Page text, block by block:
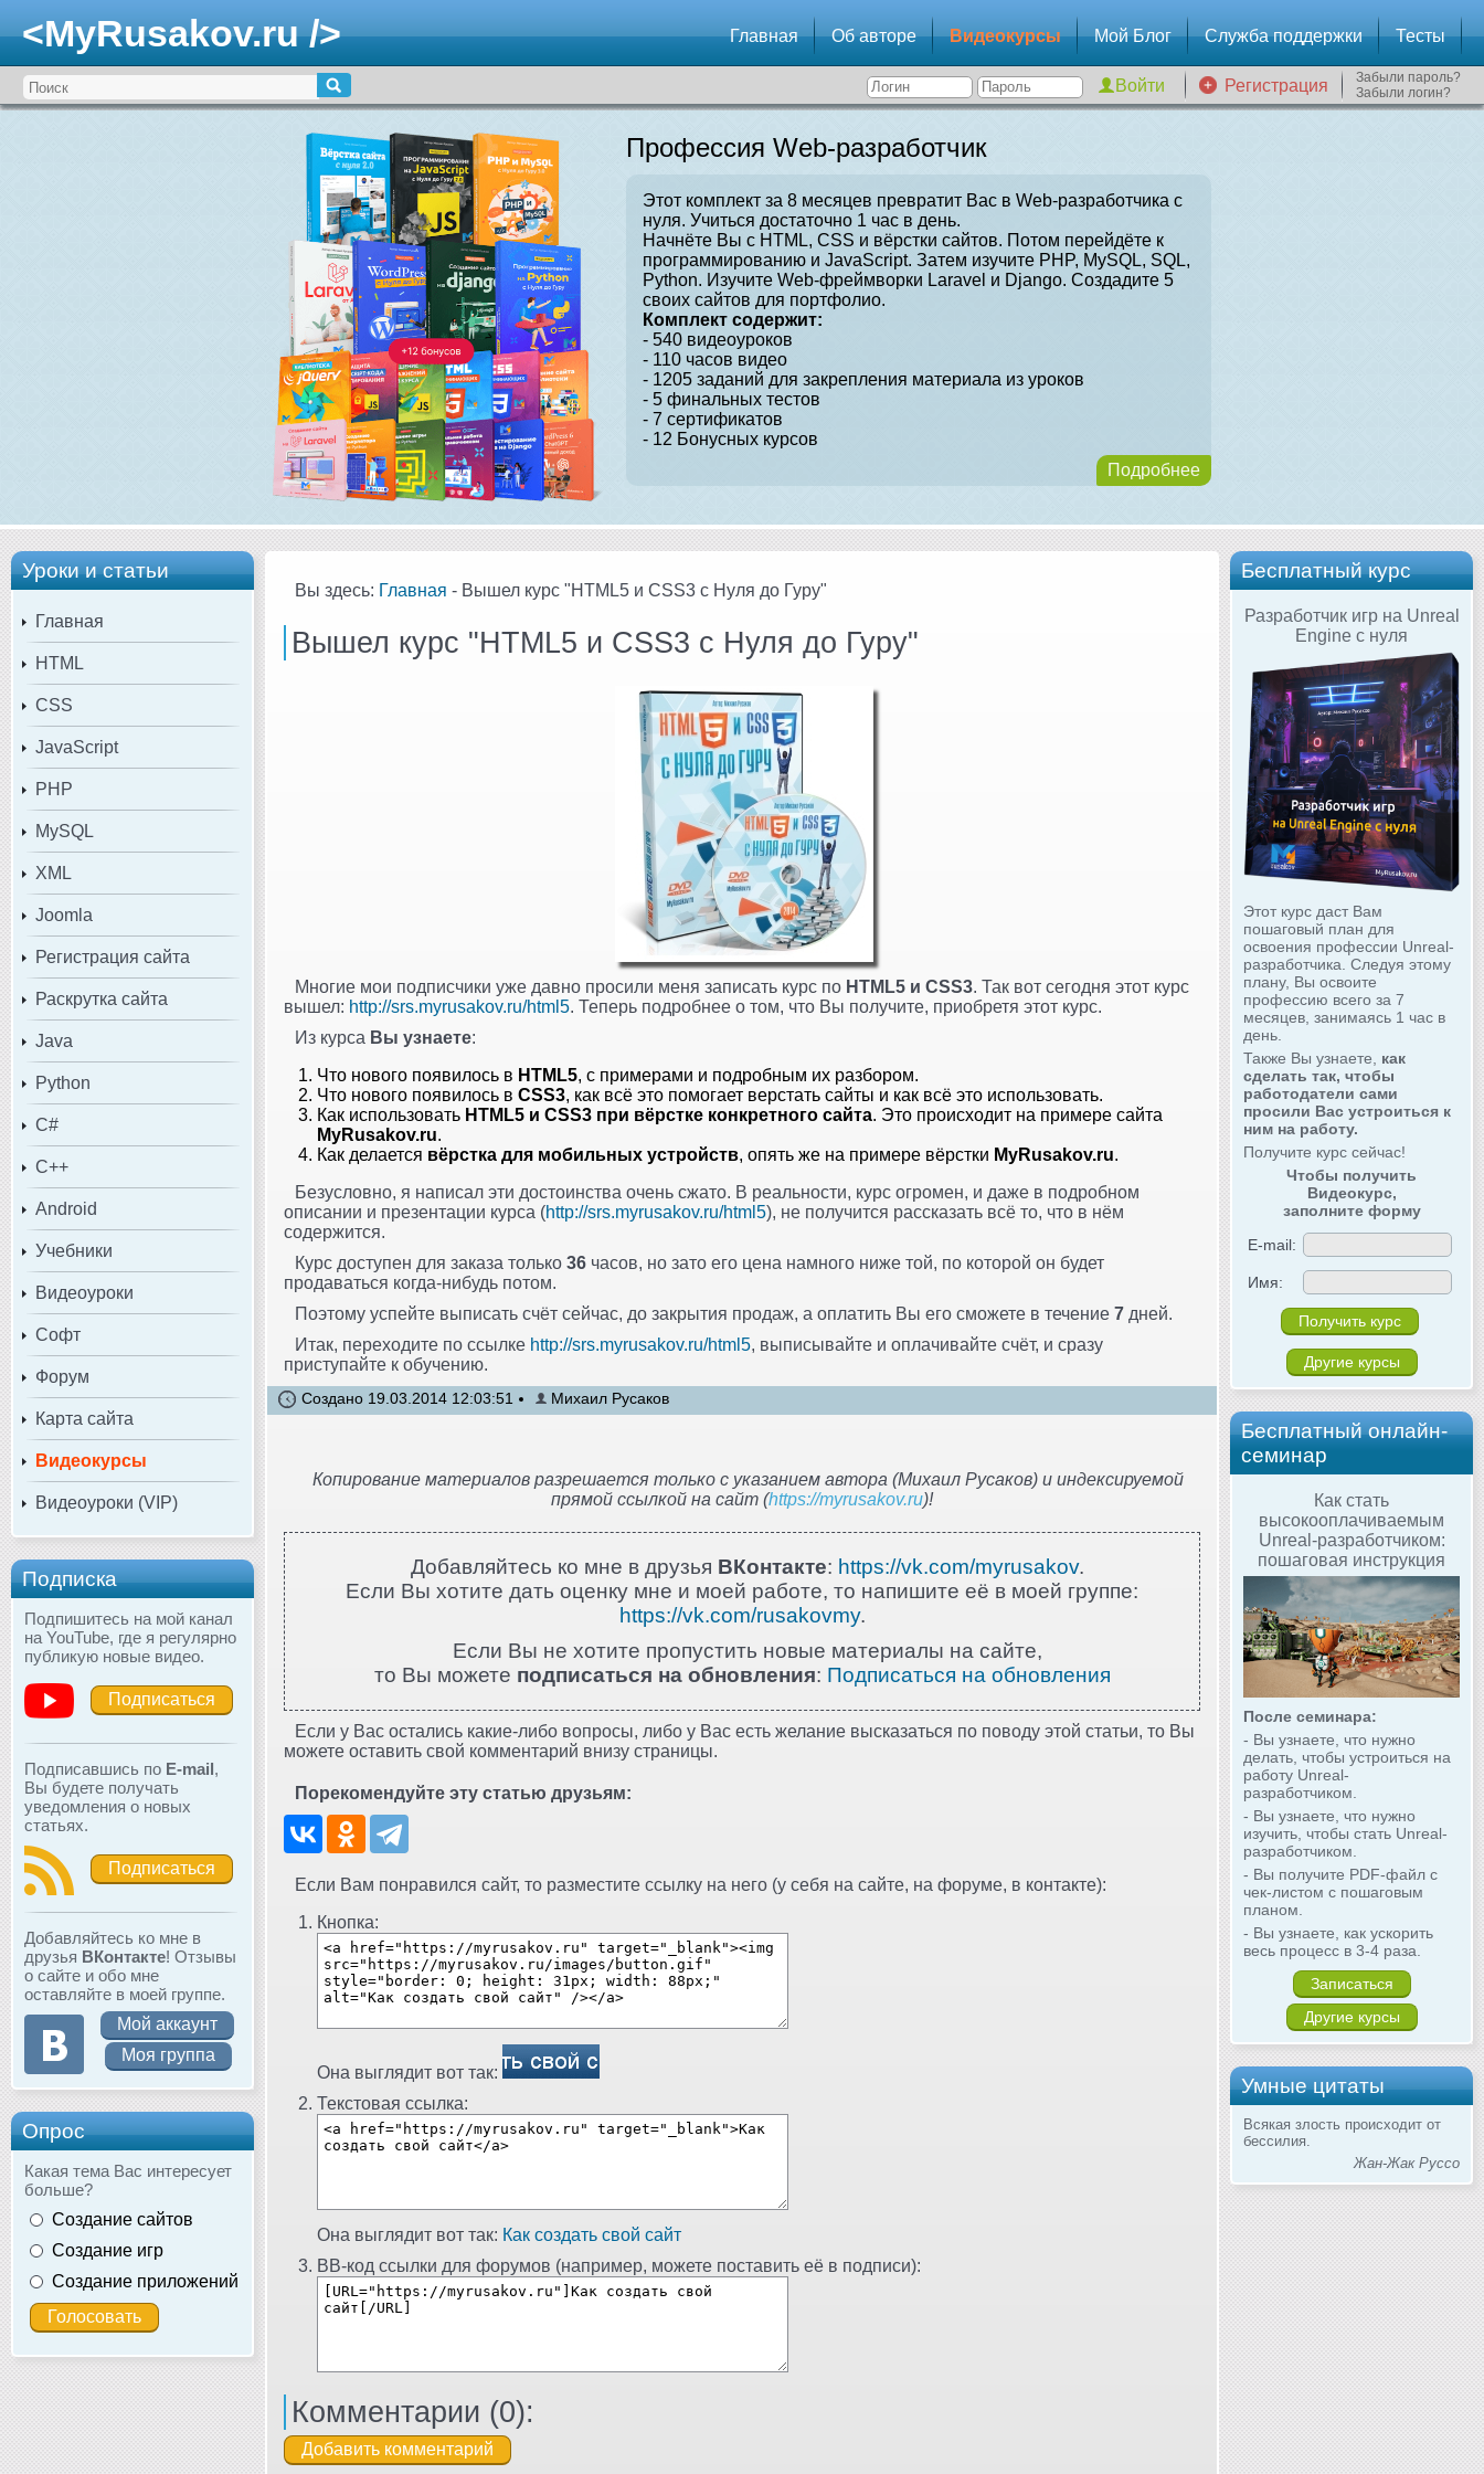
<MyRusakov.ru /> Главная Об авторе Видеокурсы Мой Блог Служба поддержки Тесты
Регистрация
Забыли пароль?
Забыли логин?
Профессия Web-разработчик
Этот комплект за 8 месяцев превратит Вас в Web-разработчика с
нуля. Учиться достаточно 1 час в день.
Начнёте Вы с HTML, CSS и вёрстки сайтов. Потом перейдёте к
программированию и JavaScript. Затем изучите PHP, MySQL, SQL,
Python. Изучите Web-фреймворки Laravel и Django. Создадите 5
своих сайтов для портфолио.
Комплект содержит:
- 540 видеоуроков
- 110 часов видео
- 1205 заданий для закрепления материала из уроков
- 5 финальных тестов
- 7 сертификатов
- 12 Бонусных курсов
Подробнее
Уроки и статьи
Главная
HTML
CSS
JavaScript
PHP
MySQL
XML
Joomla
Регистрация сайта
Раскрутка сайта
Java
Python
C#
C++
Android
Учебники
Видеоуроки
Софт
Форум
Карта сайта
Видеокурсы
Видеоуроки (VIP)
Подписка
Подпишитесь на мой канал
на YouTube, где я регулярно
публикую новые видео.
Подписаться
Подписавшись по E-mail,
Вы будете получать
уведомления о новых
статьях.
Подписаться
Добавляйтесь ко мне в
друзья ВКонтакте! Отзывы
о сайте и обо мне
оставляйте в моей группе.
Мой аккаунт
Моя группа
Опрос
Какая тема Вас интересует
больше?
Создание сайтов
Создание игр
Создание приложений
Бесплатный курс
Разработчик игр на Unreal
Engine с нуля
Этот курс даст Вам
пошаговый план для
освоения профессии Unreal-
разработчика. Следуя этому
плану, Вы освоите
профессию всего за 7
месяцев, занимаясь 1 час в
день.
Также Вы узнаете, как
сделать так, чтобы
работодатели сами
просили Вас устроиться к
ним на работу.
Получите курс сейчас!
Чтобы получить
Видеокурс,
заполните форму
E-mail:
Имя:
Другие курсы
Бесплатный онлайн-
семинар
Как стать
высокооплачиваемым
Unreal-разработчиком:
пошаговая инструкция
После семинара:
- Вы узнаете, что нужно
делать, чтобы устроиться на
работу Unreal-
разработчиком.
- Вы узнаете, что нужно
изучить, чтобы стать Unreal-
разработчиком.
- Вы получите PDF-файл с
чек-листом с пошаговым
планом.
- Вы узнаете, как ускорить
весь процесс в 3-4 раза.
Записаться
Другие курсы
Умные цитаты
Всякая злость происходит от
бессилия.
Жан-Жак Руссо
Вы здесь: Главная - Вышел курс "HTML5 и CSS3 с Нуля до Гуру"
Вышел курс "HTML5 и CSS3 с Нуля до Гуру"
Многие мои подписчики уже давно просили меня записать курс по HTML5 и CSS3. Так вот сегодня этот курс
вышел: http://srs.myrusakov.ru/html5. Теперь подробнее о том, что Вы получите, приобретя этот курс.
Из курса Вы узнаете:
Что нового появилось в HTML5, с примерами и подробным их разбором.
Что нового появилось в CSS3, как всё это помогает верстать сайты и как всё это использовать.
Как использовать HTML5 и CSS3 при вёрстке конкретного сайта. Это происходит на примере сайта
MyRusakov.ru.
Как делается вёрстка для мобильных устройств, опять же на примере вёрстки MyRusakov.ru.
Безусловно, я написал эти достоинства очень сжато. В реальности, курс огромен, и даже в подробном
описании и презентации курса (http://srs.myrusakov.ru/html5), не получится рассказать всё то, что в нём
содержится.
Курс доступен для заказа только 36 часов, но зато его цена намного ниже той, по которой он будет
продаваться когда-нибудь потом.
Поэтому успейте выписать счёт сейчас, до закрытия продаж, а оплатить Вы его сможете в течение 7 дней.
Итак, переходите по ссылке http://srs.myrusakov.ru/html5, выписывайте и оплачивайте счёт, и сразу
приступайте к обучению.
Создано 19.03.2014 12:03:51 Михаил Русаков
Копирование материалов разрешается только с указанием автора (Михаил Русаков) и индексируемой
прямой ссылкой на сайт (https://myrusakov.ru)!
Добавляйтесь ко мне в друзья ВКонтакте: https://vk.com/myrusakov.
Если Вы хотите дать оценку мне и моей работе, то напишите её в моей группе:
https://vk.com/rusakovmy.
Если Вы не хотите пропустить новые материалы на сайте,
то Вы можете подписаться на обновления: Подписаться на обновления
Если у Вас остались какие-либо вопросы, либо у Вас есть желание высказаться по поводу этой статьи, то Вы
можете оставить свой комментарий внизу страницы.
Порекомендуйте эту статью друзьям:
Если Вам понравился сайт, то разместите ссылку на него (у себя на сайте, на форуме, в контакте):
Кнопка:
Она выглядит вот так:
Текстовая ссылка:
Она выглядит вот так: Как создать свой сайт
BB-код ссылки для форумов (например, можете поставить её в подписи):
Комментарии (0):